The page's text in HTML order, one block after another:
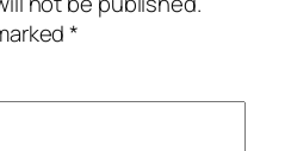
*